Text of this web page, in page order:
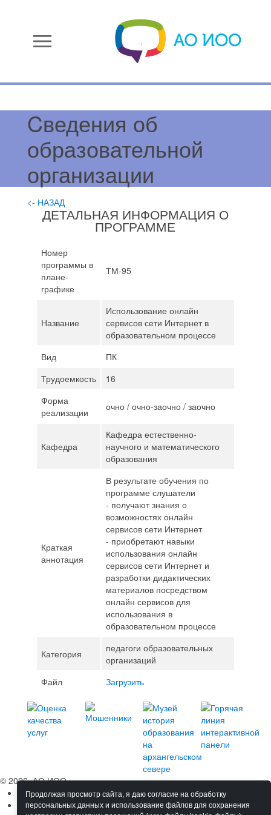
menu
Cведения об
образовательной
организации
<- НАЗАД
ДЕТАЛЬНАЯ ИНФОРМАЦИЯ О
ПРОГРАММЕ
Номер
программы в
плане-
графике
ТМ-95
Название
Использование онлайн
сервисов сети Интернет в
образовательном процессе
Вид
ПК
Трудоемкость
16
Форма
реализации
очно / очно-заочно / заочно
Кафедра
Кафедра естественно-
научного и математического
образования
Краткая
аннотация
В результате обучения по
программе слушатели
- получают знания о
возможностях онлайн
сервисов сети Интернет
- приобретают навыки
использования онлайн
сервисов сети Интернет и
разработки дидактических
материалов посредством
онлайн сервисов для
использования в
образовательном процессе
Категория
педагоги образовательных
организаций
Файл
Загрузить
© 2026, АО ИОО
Сведения об ОО
Обучение
Продолжая просмотр сайта, я даю согласие на обработку
персональных данных и использование файлов для сохранения